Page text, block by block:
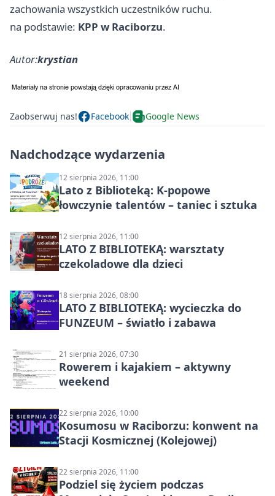
zachowania wszystkich uczestników ruchu.
na podstawie: KPP w Raciborzu.
Autor:krystian
Zaobserwuj nas! Facebook Google News
Nadchodzące wydarzenia
12 sierpnia 2026, 11:00
Lato z Biblioteką: K-popowe
łowczynie talentów – taniec i sztuka
12 sierpnia 2026, 11:00
LATO Z BIBLIOTEKĄ: warsztaty
czekoladowe dla dzieci
18 sierpnia 2026, 08:00
LATO Z BIBLIOTEKĄ: wycieczka do
FUNZEUM – światło i zabawa
21 sierpnia 2026, 07:30
Rowerem i kajakiem – aktywny
weekend
22 sierpnia 2026, 10:00
Kosumosu w Raciborzu: konwent na
Stacji Kosmicznej (Kolejowej)
22 sierpnia 2026, 11:00
Podziel się życiem podczas